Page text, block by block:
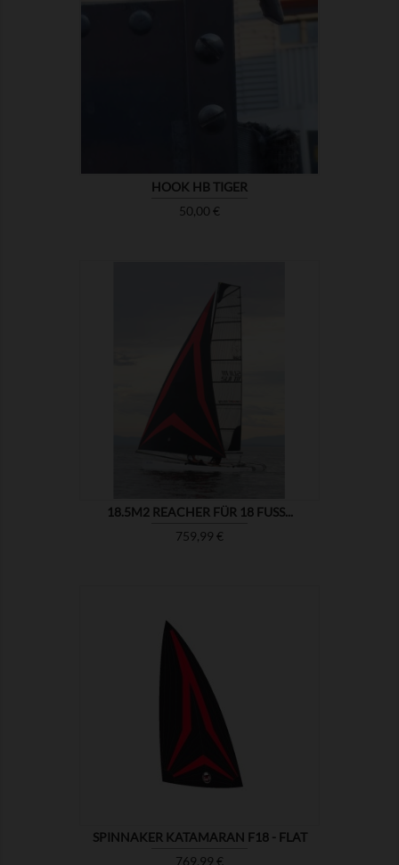
HOOK HB TIGER
Preis
50,00 €
18.5M2 REACHER FÜR 18 FUSS...
Preis
759,99 €

SPINNAKER KATAMARAN F18 - FLAT
Preis
769,99 €